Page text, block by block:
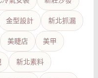
金型設計 新北抓漏
美睫店 美甲
新北素料